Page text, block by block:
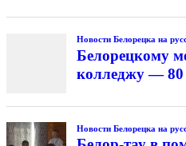
Новости Белорецка на
Белорецкому
колледжу — 80
Новости Белорецка на